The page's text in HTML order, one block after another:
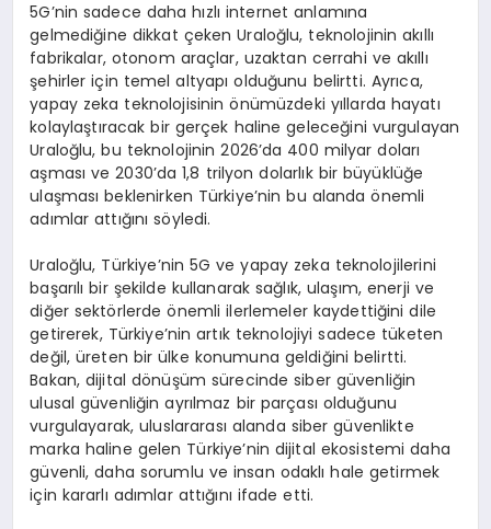
5G’nin sadece daha hızlı internet anlamına
gelmediğine dikkat çeken Uraloğlu, teknolojinin akıllı
fabrikalar, otonom araçlar, uzaktan cerrahi ve akıllı
şehirler için temel altyapı olduğunu belirtti. Ayrıca,
yapay zeka teknolojisinin önümüzdeki yıllarda hayatı
kolaylaştıracak bir gerçek haline geleceğini vurgulayan
Uraloğlu, bu teknolojinin 2026’da 400 milyar doları
aşması ve 2030’da 1,8 trilyon dolarlık bir büyüklüğe
ulaşması beklenirken Türkiye’nin bu alanda önemli
adımlar attığını söyledi.
Uraloğlu, Türkiye’nin 5G ve yapay zeka teknolojilerini
başarılı bir şekilde kullanarak sağlık, ulaşım, enerji ve
diğer sektörlerde önemli ilerlemeler kaydettiğini dile
getirerek, Türkiye’nin artık teknolojiyi sadece tüketen
değil, üreten bir ülke konumuna geldiğini belirtti.
Bakan, dijital dönüşüm sürecinde siber güvenliğin
ulusal güvenliğin ayrılmaz bir parçası olduğunu
vurgulayarak, uluslararası alanda siber güvenlikte
marka haline gelen Türkiye’nin dijital ekosistemi daha
güvenli, daha sorumlu ve insan odaklı hale getirmek
için kararlı adımlar attığını ifade etti.